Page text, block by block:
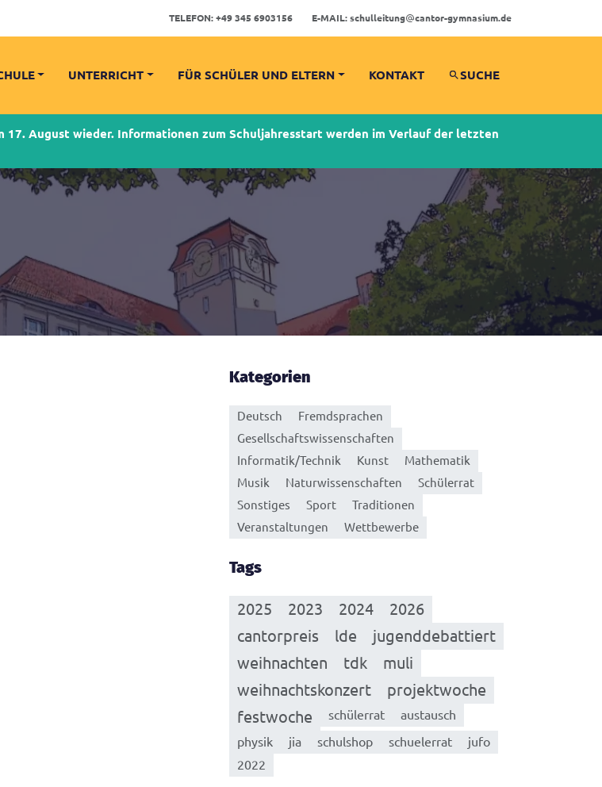
TELEFON: +49 345 6903156 E-MAIL: schulleitung cantor-gymnasium.de
UNTERRICHT FÜR SCHÜLER UND ELTERN KONTAKT SUCHE
17. August wieder. Informationen zum Schuljahresstart werden im Verlauf der letzten
Kategorien
Deutsch
Fremdsprachen
Gesellschaftswissenschaften
Informatik/Technik
Kunst
Mathematik
Musik
Naturwissenschaften
Schülerrat
Sonstiges
Sport
Traditionen
Veranstaltungen
Wettbewerbe
Tags
2025 2023 2024
2026
cantorpreis
lde
jugenddebattiert
weihnachten
tdk
muli
weihnachtskonzert
projektwoche
festwoche
schülerrat
austausch
physik
jia schulshop schuelerrat
jufo
2022